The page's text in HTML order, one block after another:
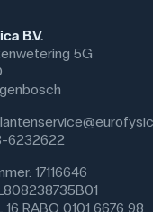
B.V.
5G
6232622
17116646
16 RABO 0101 6676 98